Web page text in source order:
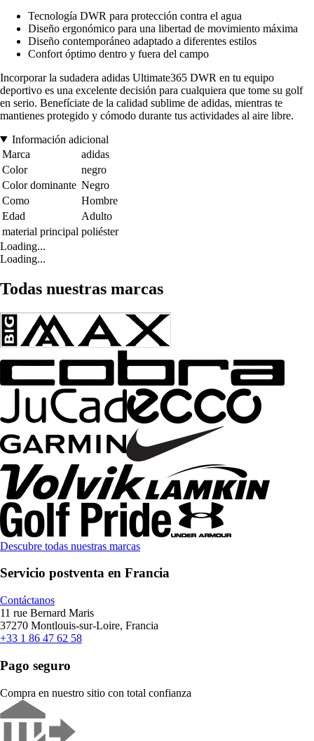
Tecnología DWR para protección contra el agua
Diseño ergonómico para una libertad de movimiento máxima
Diseño contemporáneo adaptado a diferentes estilos
Confort óptimo dentro y fuera del campo
Incorporar la sudadera adidas Ultimate365 DWR en tu equipo
deportivo es una excelente decisión para cualquiera que tome su golf
en serio. Benefíciate de la calidad sublime de adidas, mientras te
mantienes protegido y cómodo durante tus actividades al aire libre.
Información adicional
Marca
adidas
Color
negro
Color dominante Negro
Como
Hombre
Edad
Adulto
material principal poliéster
Loading...
Loading...
Todas nuestras marcas
Descubre todas nuestras marcas
Servicio postventa en Francia
Contáctanos
11 rue Bernard Maris
37270 Montlouis-sur-Loire, Francia
+33 1 86 47 62 58
Pago seguro
Compra en nuestro sitio con total confianza